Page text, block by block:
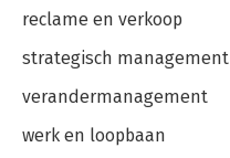
reclame en verkoop
strategisch management
verandermanagement
werk en loopbaan